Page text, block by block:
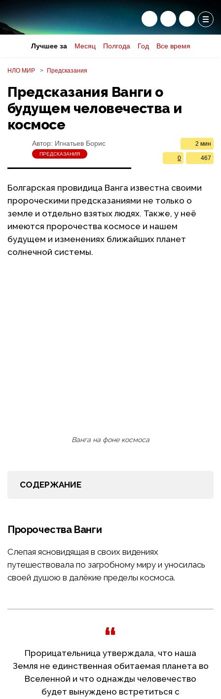
Лучшее за Месяц Полгода Год Все время
НЛО МИР Предсказания
Предсказания Ванги о
будущем человечества и
космосе
Автор: Игнатьев Борис
ПРЕДСКАЗАНИЯ
2 мин
467
0
Болгарская провидица Ванга известна своими
пророческими предсказаниями не только о
земле и отдельно взятых людях. Также, у неё
имеются пророчества космосе и нашем
будущем и изменениях ближайших планет
солнечной системы.
Ванга на фоне космоса
СОДЕРЖАНИЕ
Пророчества Ванги
Слепая ясновидящая в своих видениях
путешествовала по загробному миру и уносилась
своей душою в далёкие пределы космоса.
Прорицательница утверждала, что наша
Земля не единственная обитаемая планета во
Вселенной и что однажды человечество
будет вынуждено встретиться с